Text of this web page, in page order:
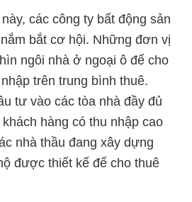
các công ty bất động sản
bắt cơ hội. Những đơn vị
ngôi nhà ở ngoại ô để cho
trên trung bình thuê.
tư vào các tòa nhà đầy đủ
hàng có thu nhập cao
nhà thầu đang xây dựng
được thiết kế để cho thuê